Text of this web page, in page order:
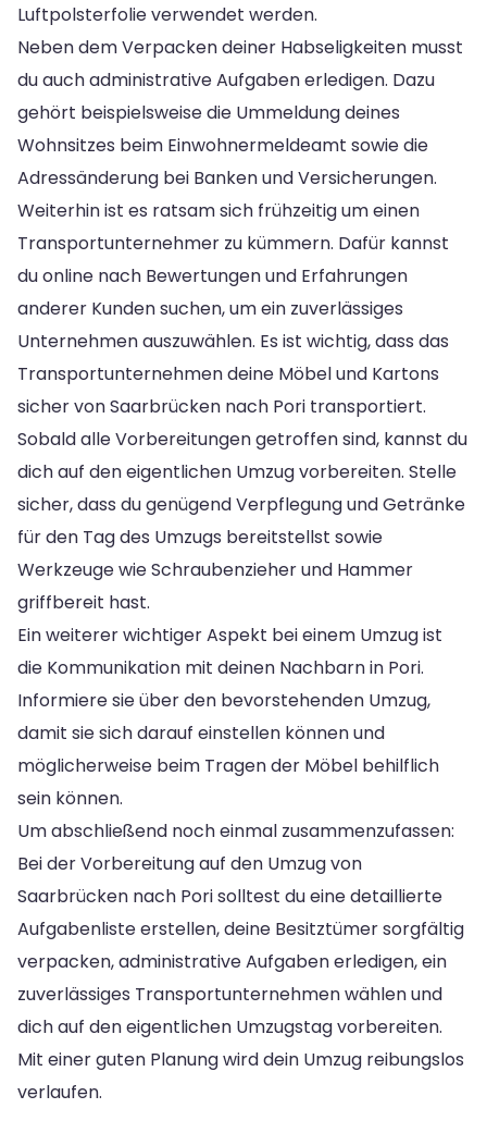
Luftpolsterfolie verwendet werden.
Neben dem Verpacken deiner Habseligkeiten musst
du auch administrative Aufgaben erledigen. Dazu
gehört beispielsweise die Ummeldung deines
Wohnsitzes beim Einwohnermeldeamt sowie die
Adressänderung bei Banken und Versicherungen.
Weiterhin ist es ratsam sich frühzeitig um einen
Transportunternehmer zu kümmern. Dafür kannst
du online nach Bewertungen und Erfahrungen
anderer Kunden suchen, um ein zuverlässiges
Unternehmen auszuwählen. Es ist wichtig, dass das
Transportunternehmen deine Möbel und Kartons
sicher von Saarbrücken nach Pori transportiert.
Sobald alle Vorbereitungen getroffen sind, kannst du
dich auf den eigentlichen Umzug vorbereiten. Stelle
sicher, dass du genügend Verpflegung und Getränke
für den Tag des Umzugs bereitstellst sowie
Werkzeuge wie Schraubenzieher und Hammer
griffbereit hast.
Ein weiterer wichtiger Aspekt bei einem Umzug ist
die Kommunikation mit deinen Nachbarn in Pori.
Informiere sie über den bevorstehenden Umzug,
damit sie sich darauf einstellen können und
möglicherweise beim Tragen der Möbel behilflich
sein können.
Um abschließend noch einmal zusammenzufassen:
Bei der Vorbereitung auf den Umzug von
Saarbrücken nach Pori solltest du eine detaillierte
Aufgabenliste erstellen, deine Besitztümer sorgfältig
verpacken, administrative Aufgaben erledigen, ein
zuverlässiges Transportunternehmen wählen und
dich auf den eigentlichen Umzugstag vorbereiten.
Mit einer guten Planung wird dein Umzug reibungslos
verlaufen.